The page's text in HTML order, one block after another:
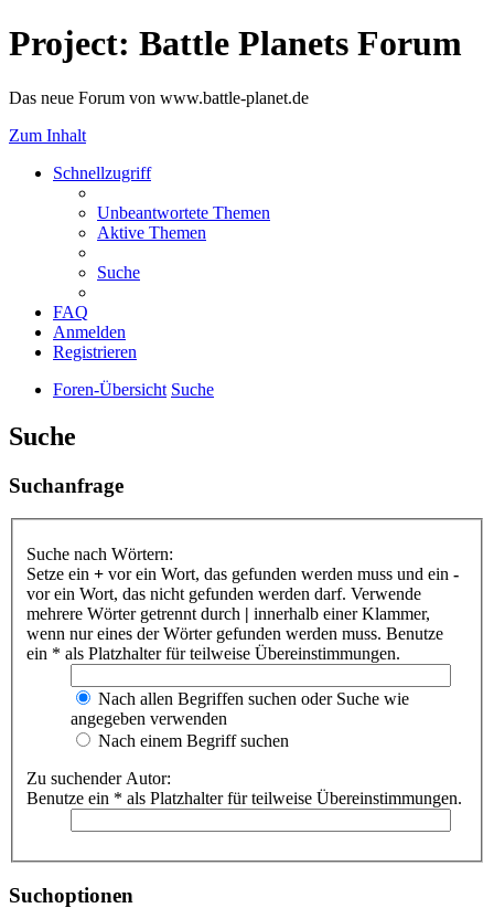
Project: Battle Planets Forum
Das neue Forum von www.battle-planet.de
Zum Inhalt
Schnellzugriff
Unbeantwortete Themen
Aktive Themen
Suche
FAQ
Anmelden
Registrieren
Foren-Übersicht Suche
Suche
Suchanfrage
Suche nach Wörtern:
Setze ein + vor ein Wort, das gefunden werden muss und ein -
vor ein Wort, das nicht gefunden werden darf. Verwende
mehrere Wörter getrennt durch | innerhalb einer Klammer,
wenn nur eines der Wörter gefunden werden muss. Benutze
ein * als Platzhalter für teilweise Übereinstimmungen.
Nach allen Begriffen suchen oder Suche wie
angegeben verwenden
Nach einem Begriff suchen
Zu suchender Autor:
Benutze ein * als Platzhalter für teilweise Übereinstimmungen.
Suchoptionen